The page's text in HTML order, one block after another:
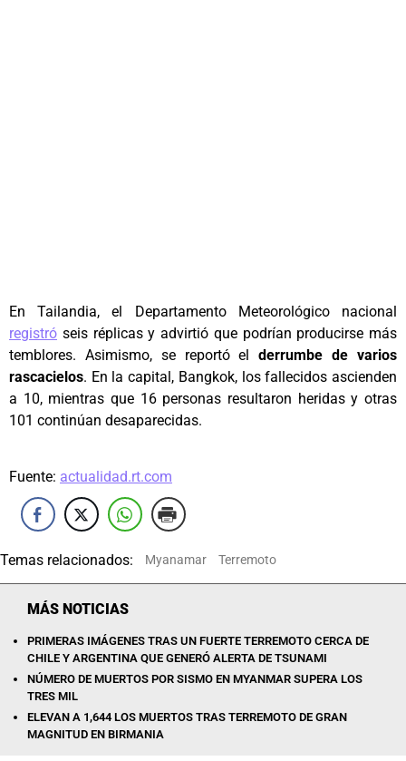
En Tailandia, el Departamento Meteorológico nacional
registró seis réplicas y advirtió que podrían producirse más
temblores. Asimismo, se reportó elderrumbe de varios
rascacielos. En la capital, Bangkok, los fallecidos ascienden
a 10, mientras que 16 personas resultaron heridas y otras
101 continúan desaparecidas.
Fuente: actualidad.rt.com
Temas relacionados: Myanamar Terremoto
MÁS NOTICIAS
PRIMERAS IMÁGENES TRAS UN FUERTE TERREMOTO CERCA DE
CHILE Y ARGENTINA QUE GENERÓ ALERTA DE TSUNAMI
NÚMERO DE MUERTOS POR SISMO EN MYANMAR SUPERA LOS
TRES MIL
ELEVAN A 1,644 LOS MUERTOS TRAS TERREMOTO DE GRAN
MAGNITUD EN BIRMANIA